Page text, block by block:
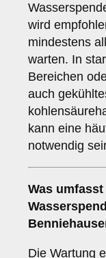
wird
mindestens
warten. In
Bereichen
auch
kann eine
notwendig
Was
Die Wartung